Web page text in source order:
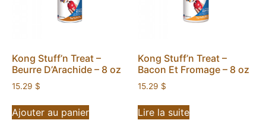
Kong Stuff’n Treat –
Beurre D’Arachide – 8 oz
15.29 $
Ajouter au panier
Kong Stuff’n Treat –
Bacon Et Fromage – 8 oz
15.29 $
Lire la suite